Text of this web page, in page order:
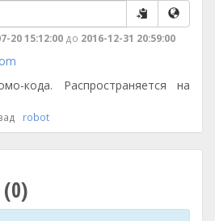
20 15:12:00 до 2016-12-31 20:59:00
кода. Распространяется на
robot